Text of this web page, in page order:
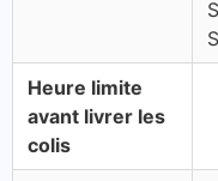
Heure limite
avant livrer les
colis